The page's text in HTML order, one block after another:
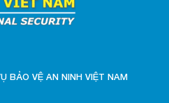
BẢO VỆ AN NINH VIỆT NAM